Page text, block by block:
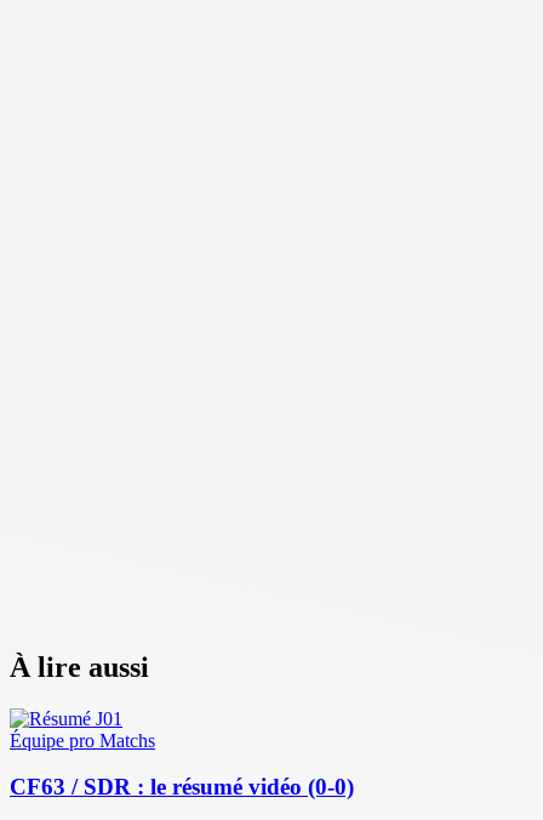
À lire aussi
Équipe pro Matchs
CF63 / SDR : le résumé vidéo (0-0)